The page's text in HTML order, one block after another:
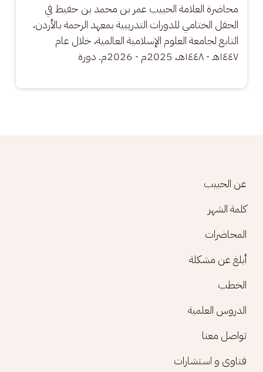
محاضرة العلامة الحبيب عمر بن محمد بن حفيظ في
الحفل الختامي للدورات التدريبية بمعهد الرحمة بالأردن،
التابع لجامعة العلوم الإسلامية العالمية، خلال عام
١٤٤٧هـ - ١٤٤٨هـ، 2025م - 2026م. دورة
Footer menu
عن الحبيب
كلمة الشهر
المحاضرات
أبلغ عن مشكلة
الخطب
الدروس العلمية
تواصل معنا
فتاوى و استشارات